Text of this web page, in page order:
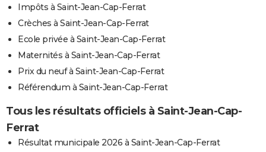
Impôts à Saint-Jean-Cap-Ferrat
Crèches à Saint-Jean-Cap-Ferrat
Ecole privée à Saint-Jean-Cap-Ferrat
Maternités à Saint-Jean-Cap-Ferrat
Prix du neuf à Saint-Jean-Cap-Ferrat
Référendum à Saint-Jean-Cap-Ferrat
Tous les résultats officiels à Saint-Jean-Cap-
Ferrat
Résultat municipale 2026 à Saint-Jean-Cap-Ferrat